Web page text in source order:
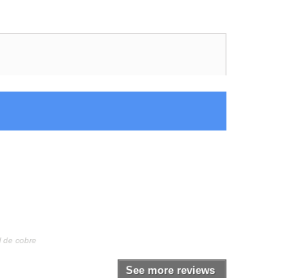
de cobre
See more reviews